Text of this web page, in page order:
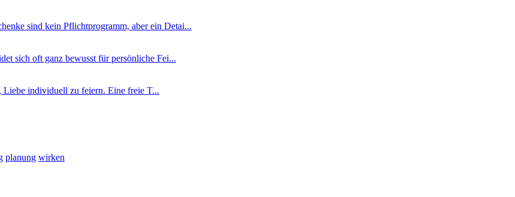
sind kein Pflichtprogramm, aber ein Detai...
sich oft ganz bewusst für persönliche Fei...
Liebe individuell zu feiern. Eine freie T...
planung wirken